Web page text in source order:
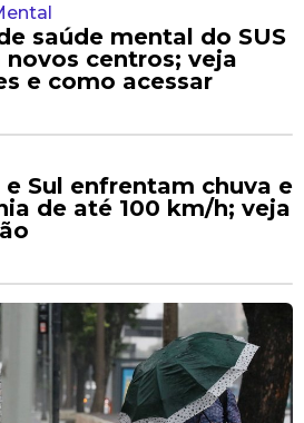
saúde mental do SUS
novos centros; veja
e como acessar
e Sul enfrentam chuva e
de até 100 km/h; veja